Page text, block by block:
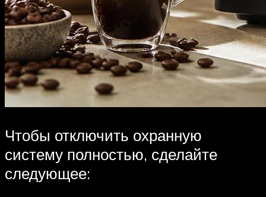
Чтобы отключить охранную
систему полностью, сделайте
следующее: